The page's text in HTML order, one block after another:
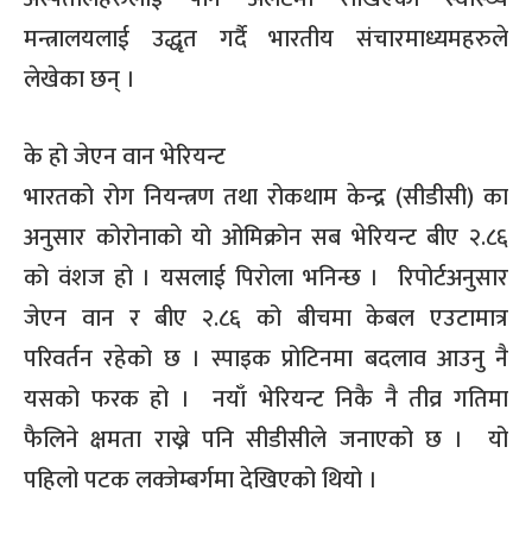
मन्त्रालयलाई उद्धृत गर्दै भारतीय संचारमाध्यमहरुले
लेखेका छन् ।
के हो जेएन वान भेरियन्ट
भारतको रोग नियन्त्रण तथा रोकथाम केन्द्र (सीडीसी) का
अनुसार कोरोनाको यो ओमिक्रोन सब भेरियन्ट बीए २.८६
को वंशज हो । यसलाई पिरोला भनिन्छ । रिपोर्टअनुसार
जेएन वान र बीए २.८६ को बीचमा केबल एउटामात्र
परिवर्तन रहेको छ । स्पाइक प्रोटिनमा बदलाव आउनु नै
यसको फरक हो । नयाँ भेरियन्ट निकै नै तीव्र गतिमा
फैलिने क्षमता राख्ने पनि सीडीसीले जनाएको छ । यो
पहिलो पटक लक्जेम्बर्गमा देखिएको थियो ।